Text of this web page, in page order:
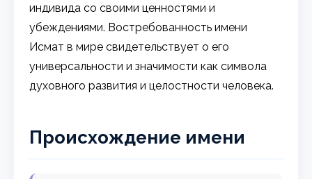
индивида со своими ценностями и
убеждениями. Востребованность имени
Исмат в мире свидетельствует о его
универсальности и значимости как символа
духовного развития и целостности человека.
Происхождение имени